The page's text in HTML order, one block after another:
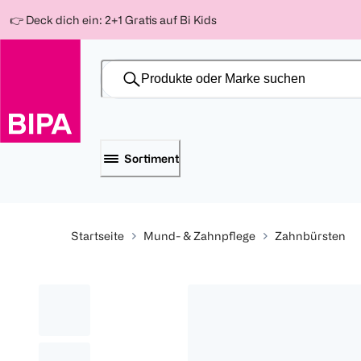
-10%
Für
150 Ös
-15%
Für
300 Ös
-20%
Für
500 Ös
zum
👉 Deck dich ein: 2+1 Gratis auf Bi Kids
Sortiment
Startseite Mund- & Zahnpflege Zahnbürsten